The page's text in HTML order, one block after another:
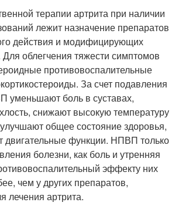
терапии артрита при наличии
лежит назначение препаратов
действия и модифицирующих
Для облегчения тяжести симптомов
противовоспалительные
За счет подавления
уменьшают боль в суставах,
снижают высокую температуру
общее состояние здоровья,
двигательные функции. НПВП только
болезни, как боль и утренняя
эффекту них
чем у других препаратов,
лечения артрита.